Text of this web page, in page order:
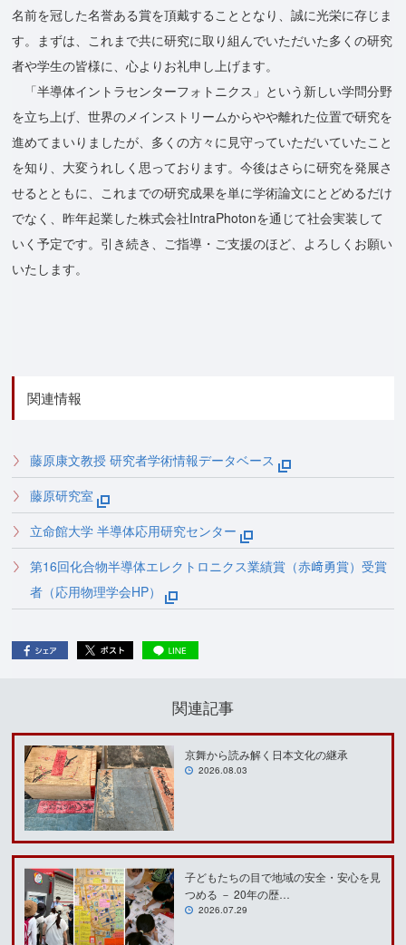
名前を冠した名誉ある賞を頂戴することとなり、誠に光栄に存じま
す。まずは、これまで共に研究に取り組んでいただいた多くの研究
者や学生の皆様に、心よりお礼申し上げます。
「半導体イントラセンターフォトニクス」という新しい学問分野
を立ち上げ、世界のメインストリームからやや離れた位置で研究を
進めてまいりましたが、多くの方々に見守っていただいていたこと
を知り、大変うれしく思っております。今後はさらに研究を発展さ
せるとともに、これまでの研究成果を単に学術論文にとどめるだけ
でなく、昨年起業した株式会社IntraPhotonを通じて社会実装して
いく予定です。引き続き、ご指導・ご支援のほど、よろしくお願い
いたします。
関連情報
藤原康文教授 研究者学術情報データベース
藤原研究室
立命館大学 半導体応用研究センター
第16回化合物半導体エレクトロニクス業績賞（赤﨑勇賞）受賞
者（応用物理学会HP）
関連記事
京舞から読み解く日本文化の継承
2026.08.03
子どもたちの目で地域の安全・安心を見
つめる － 20年の歴…
2026.07.29